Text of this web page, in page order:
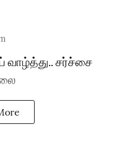
வாழ்த்து.. சர்ச்சை